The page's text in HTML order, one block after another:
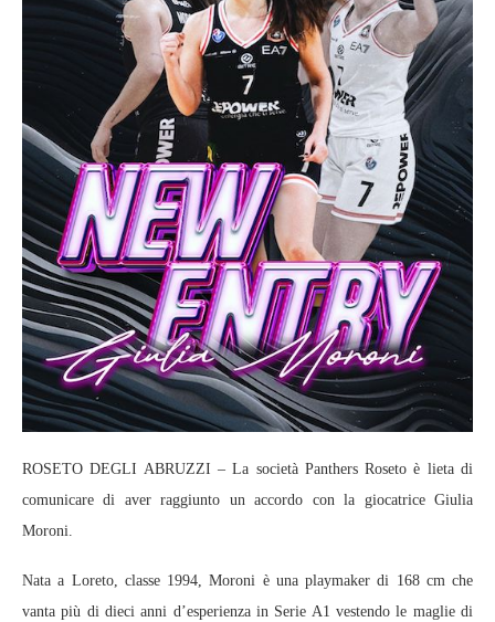
ROSETO DEGLI ABRUZZI – La società Panthers Roseto è lieta di
comunicare di aver raggiunto un accordo con la giocatrice Giulia
Moroni.
Nata a Loreto, classe 1994, Moroni è una playmaker di 168 cm che
vanta più di dieci anni d’esperienza in Serie A1 vestendo le maglie di